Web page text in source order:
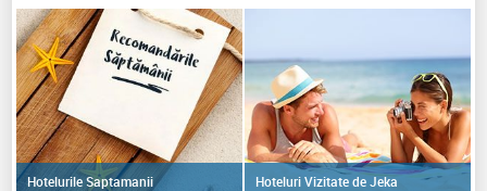
Hotelurile Saptamanii Hoteluri Vizitate de Jeka